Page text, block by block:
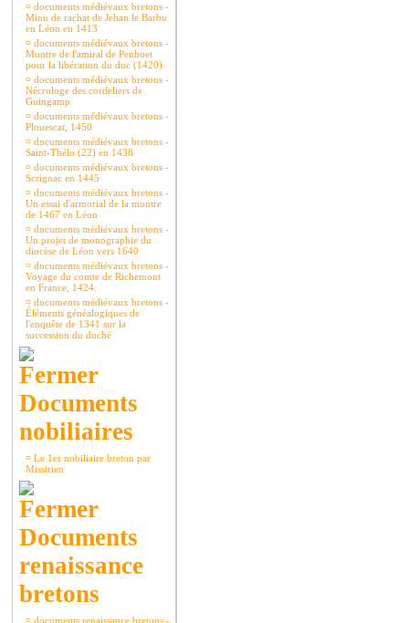
¤ documents médiévaux bretons -
Minu de rachat de Jehan le Barbu
en Léon en 1413
¤ documents médiévaux bretons -
Montre de l'amiral de Penhoet
pour la libération du duc (1420)
¤ documents médiévaux bretons -
Nécrologe des cordeliers de
Guingamp
¤ documents médiévaux bretons -
Plouescat, 1450
¤ documents médiévaux bretons -
Saint-Thélo (22) en 1438
¤ documents médiévaux bretons -
Scrignac en 1445
¤ documents médiévaux bretons -
Un essai d'armorial de la montre
de 1467 en Léon
¤ documents médiévaux bretons -
Un projet de monographie du
diocèse de Léon vers 1640
¤ documents médiévaux bretons -
Voyage du comte de Richemont
en France, 1424.
¤ documents médiévaux bretons -
Éléments généalogiques de
l'enquête de 1341 sur la
succession du duché
Documents
nobiliaires
¤ Le 1er nobiliaire breton par
Missirien
Documents
renaissance
bretons
¤ documents renaissance bretons -